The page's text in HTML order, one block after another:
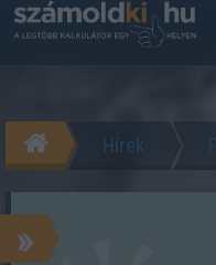
Hírek
»